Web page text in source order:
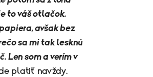
to váš otlačok.
avšak bez
sa mi tak lesknú
Len som a verím v
platiť navždy.